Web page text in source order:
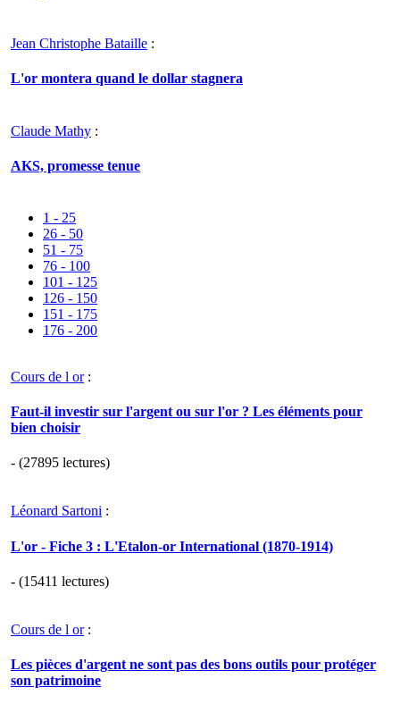
Jean Christophe Bataille :
L'or montera quand le dollar stagnera
Claude Mathy :
AKS, promesse tenue
1 - 25
26 - 50
51 - 75
76 - 100
101 - 125
126 - 150
151 - 175
176 - 200
Cours de l or:
Faut-il investir sur l'argent ou sur l'or ? Les éléments pour
bien choisir
- (27895 lectures)
Léonard Sartoni :
L'or - Fiche 3 : L'Etalon-or International (1870-1914)
- (15411 lectures)
Cours de l or:
Les pièces d'argent ne sont pas des bons outils pour protéger
son patrimoine